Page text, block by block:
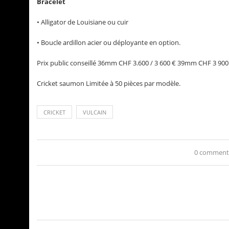
• Alligator de Louisiane ou cuir
• Boucle ardillon acier ou déployante en option.
Prix public conseillé 36mm CHF 3.600 / 3 600 € 39mm CHF 3
Cricket saumon Limitée à 50 pièces par modèle.
CRICKET VULCAIN
0 comment